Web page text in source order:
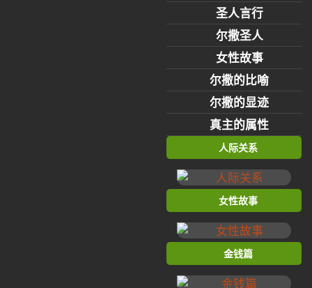
圣人言行
尔撒圣人
女性故事
尔撒的比喻
尔撒的显迹
真主的属性
人际关系
女性故事
金钱篇